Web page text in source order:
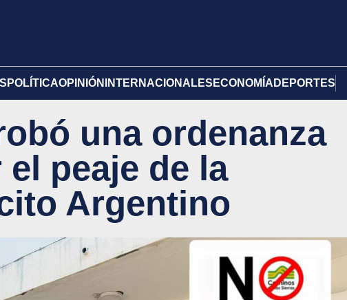
POLÍTICAOPINIÓN INTERNACIONALES ECONOMÍA DEPORTES
una ordenanza
peaje de la
Argentino